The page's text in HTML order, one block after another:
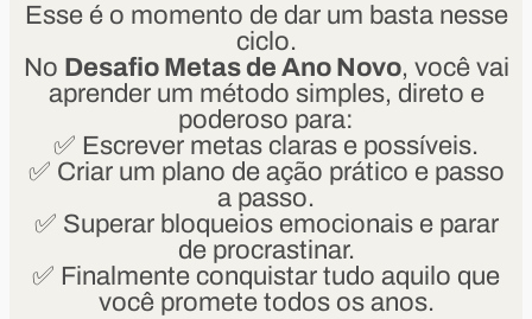
Esse é o momento de dar um basta nesse
ciclo.
No Desafio Metas de Ano Novo, você vai
aprender um método simples, direto e
poderoso para:
✅ Escrever metas claras e possíveis.
✅ Criar um plano de ação prático e passo
a passo.
✅ Superar bloqueios emocionais e parar
de procrastinar.
✅ Finalmente conquistar tudo aquilo que
você promete todos os anos.